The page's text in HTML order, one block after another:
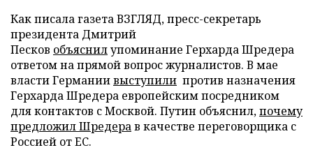
Как писала газета ВЗГЛЯД, пресс-секретарь
президента Дмитрий
Песков объяснилупоминание Герхарда Шредера
ответом на прямой вопрос журналистов. В мае
власти Германиивыступили против назначения
Герхарда Шредера европейским посредником
для контактов с Москвой. Путин объяснил,почему
предложил Шредерав качестве переговорщика с
Россией от ЕС.